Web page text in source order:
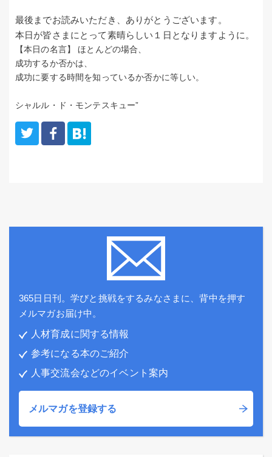
最後までお読みいただき、ありがとうございます。
本日が皆さまにとって素晴らしい１日となりますように。
【本日の名言】
ほとんどの場合、
成功するか否かは、
成功に要する時間を知っているか否かに等しい。
シャルル・ド・モンテスキュー”
365日日刊。学びと挑戦をするみなさまに、背中を押す
メルマガお届け中。
人材育成に関する情報
参考になる本のご紹介
人事交流会などのイベント案内
メルマガを登録する